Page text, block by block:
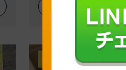
詳しく見る
錬金堂 三郷早稲田店